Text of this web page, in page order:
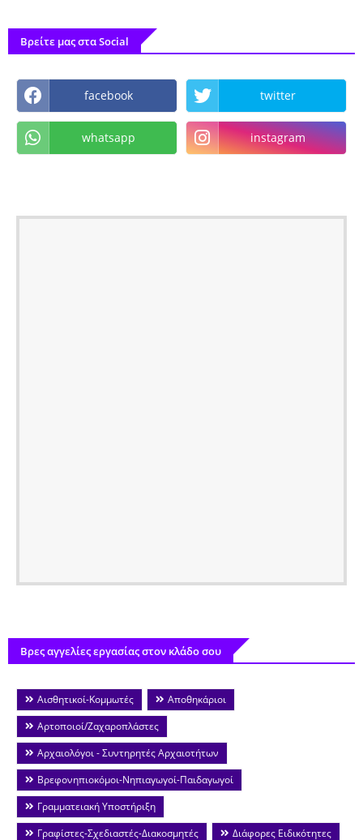
Βρείτε μας στα Social
facebook twitter
whatsapp instagram
Βρες αγγελίες εργασίας στον κλάδο σου
Αισθητικοί-Κομμωτές
Αποθηκάριοι
Αρτοποιοί/Ζαχαροπλάστες
Αρχαιολόγοι - Συντηρητές Αρχαιοτήτων
Βρεφονηπιοκόμοι-Νηπιαγωγοί-Παιδαγωγοί
Γραμματειακή Υποστήριξη
Γραφίστες-Σχεδιαστές-Διακοσμητές
Διάφορες Ειδικότητες